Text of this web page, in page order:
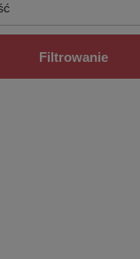
Filtrowanie